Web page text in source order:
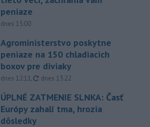
peniaze
dnes 15:00
Agroministerstvo poskytne
peniaze na 150 chladiacich
boxov pre diviaky
dnes 12:11, aktualizované
dnes 13:22
ÚPLNÉ ZATMENIE SLNKA: Časť
Európy zahalí tma, hrozia
dôsledky